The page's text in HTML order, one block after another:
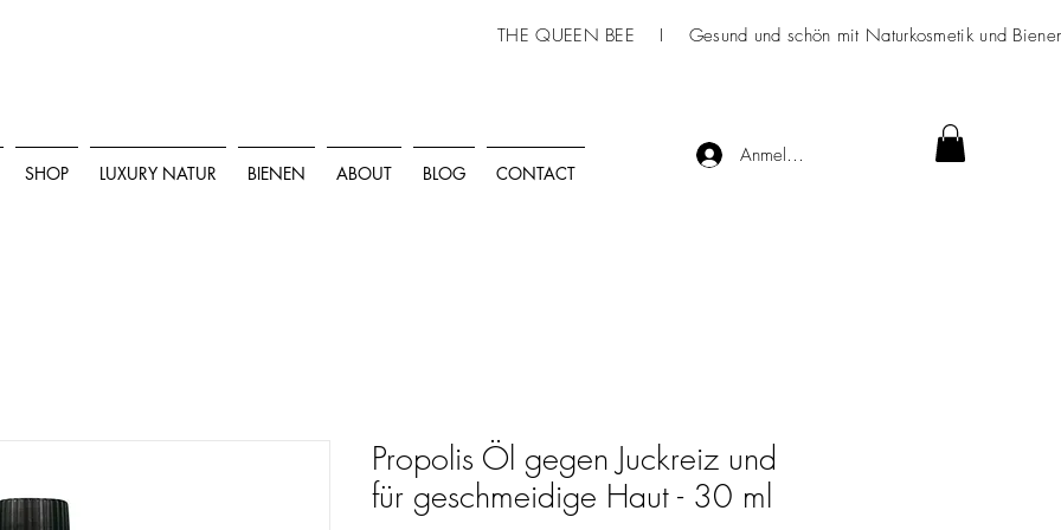
THE QUEEN BEE I Gesund und schön mit Naturkosmetikund
SHOP LUXURY NATUR BIENEN ABOUT BLOG CONTACT
Anmelden
Propolis Öl gegen Juckreiz und
für geschmeidige Haut - 30 ml